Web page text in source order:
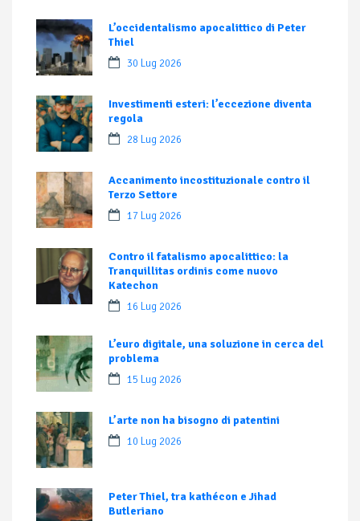
L’occidentalismo apocalittico di Peter
Thiel
30 Lug 2026
Investimenti esteri: l’eccezione diventa
regola
28 Lug 2026
Accanimento incostituzionale contro il
Terzo Settore
17 Lug 2026
Contro il fatalismo apocalittico: la
Tranquillitas ordinis come nuovo
Katechon
16 Lug 2026
L’euro digitale, una soluzione in cerca del
problema
15 Lug 2026
L’arte non ha bisogno di patentini
10 Lug 2026
Peter Thiel, tra kathécon e Jihad
Butleriano